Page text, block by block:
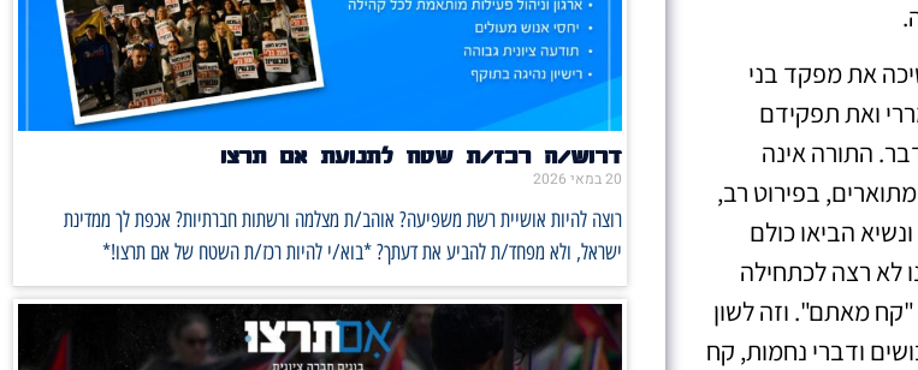
את מפקד בני
ואת תפקידם
התורה אינה
בפירוט רב,
הביאו כולם
לא רצה לכתחילה
מאתם". וזה לשון
ודברי נחמות, קח
דרוש/ה רכז/ת שטח לתנועת אם תרצו
20 במאי 2026
רוצה להיות אושיית רשת משפיעה? אוהב/ת מצלמה ורשתות חברתיות? אכפת לך ממדינת
ישראל, ולא מפחד/ת להביע את דעתך? *בוא/י להיות רכז/ת השטח של אם תרצו!*